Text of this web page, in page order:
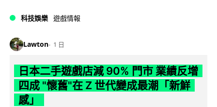
科技娛樂 遊戲情報
Lawton 1 日
日本二手遊戲店減 90% 門市 業績反增
四成 "懷舊"在 Z 世代變成最潮「新鮮
感」